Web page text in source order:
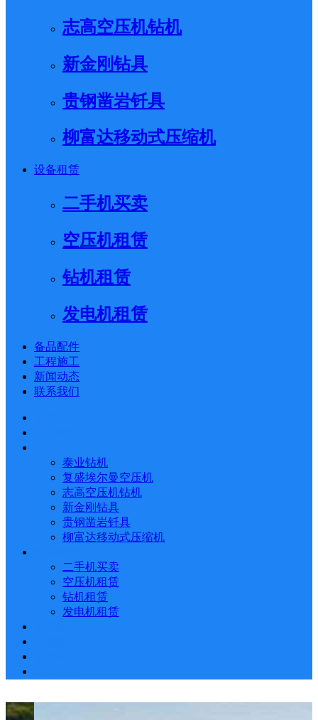
志高空压机钻机
新金刚钻具
贵钢凿岩钎具
柳富达移动式压缩机
设备租赁
二手机买卖
空压机租赁
钻机租赁
发电机租赁
备品配件
工程施工
新闻动态
联系我们
泰业钻机
复盛埃尔曼空压机
志高空压机钻机
新金刚钻具
贵钢凿岩钎具
柳富达移动式压缩机
二手机买卖
空压机租赁
钻机租赁
发电机租赁